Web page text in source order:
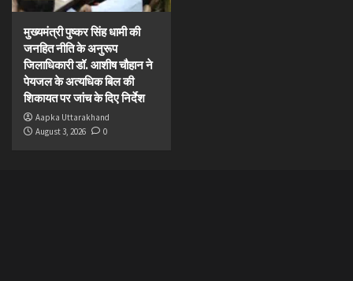
मुख्यमंत्री पुष्कर सिंह धामी की
जनहित नीति के अनुरूप
जिलाधिकारी डॉ. आशीष चौहान ने
पेयजल के अत्यधिक बिल की
शिकायत पर जांच के दिए निर्देश
Aapka Uttarakhand
August 3, 2026
0